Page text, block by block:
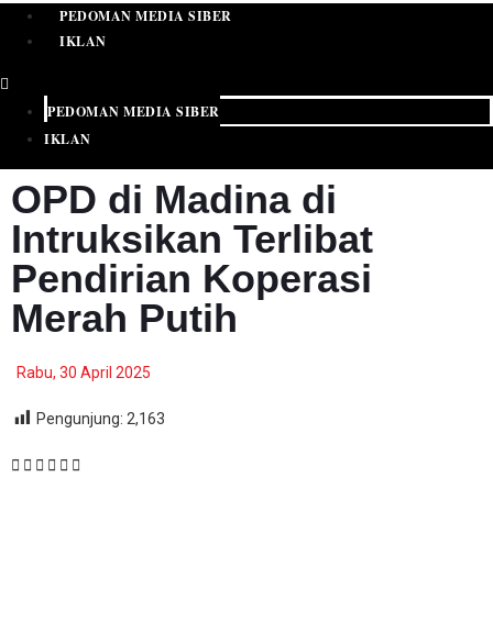
PEDOMAN MEDIA SIBER
IKLAN
PEDOMAN MEDIA SIBER
IKLAN
OPD di Madina di
Intruksikan Terlibat
Pendirian Koperasi
Merah Putih
Rabu, 30 April 2025
Pengunjung: 2,163